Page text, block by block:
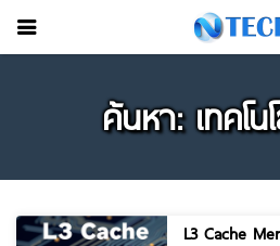
ค้นหา: เทคโน
L3 Cache